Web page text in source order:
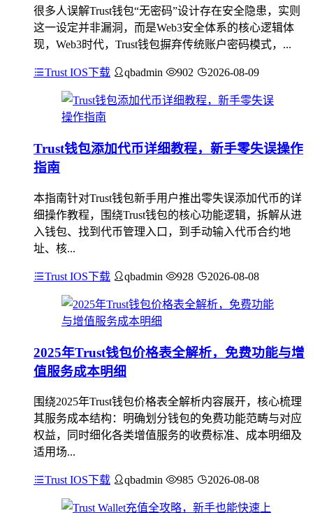
很多人误解Trust钱包“无密码”设计存在安全隐患，实则
这一设定并非漏洞，而是Web3安全体系的核心逻辑体
现，Web3时代，Trust钱包摒弃传统账户密码模式，...
Trust IOS下载 qbadmin 902 2026-08-09
Trust钱包添加代币详细教程，新手零失误操作
指南
本指南针对Trust钱包新手用户推出零失误添加代币的详
细操作教程，围绕Trust钱包的核心功能逻辑，拆解从进
入钱包、找到代币管理入口，到手动输入代币合约地
址、核...
Trust IOS下载 qbadmin 928 2026-08-08
2025年Trust钱包价格表全解析，免费功能与增
值服务成本明细
围绕2025年Trust钱包价格表全解析内容展开，核心梳理
其服务成本结构：明确划分钱包的免费功能范畴与对应
权益，同时细化各类增值服务的收费标准、成本明细及
适用场...
Trust IOS下载 qbadmin 985 2026-08-08